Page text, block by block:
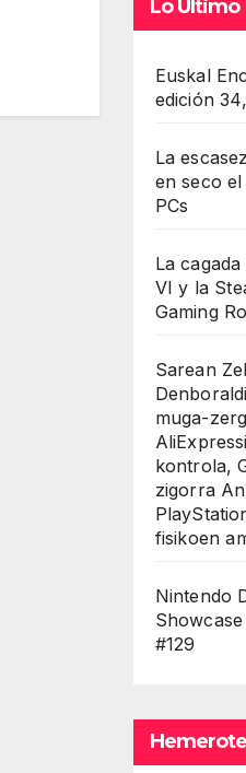
Lo Último
Euskal
edición
La
en seco
PCs
La
VI y la
Gaming
Sarean
muga-
kontrola,
zigorra
fisikoen
Nintendo
#129